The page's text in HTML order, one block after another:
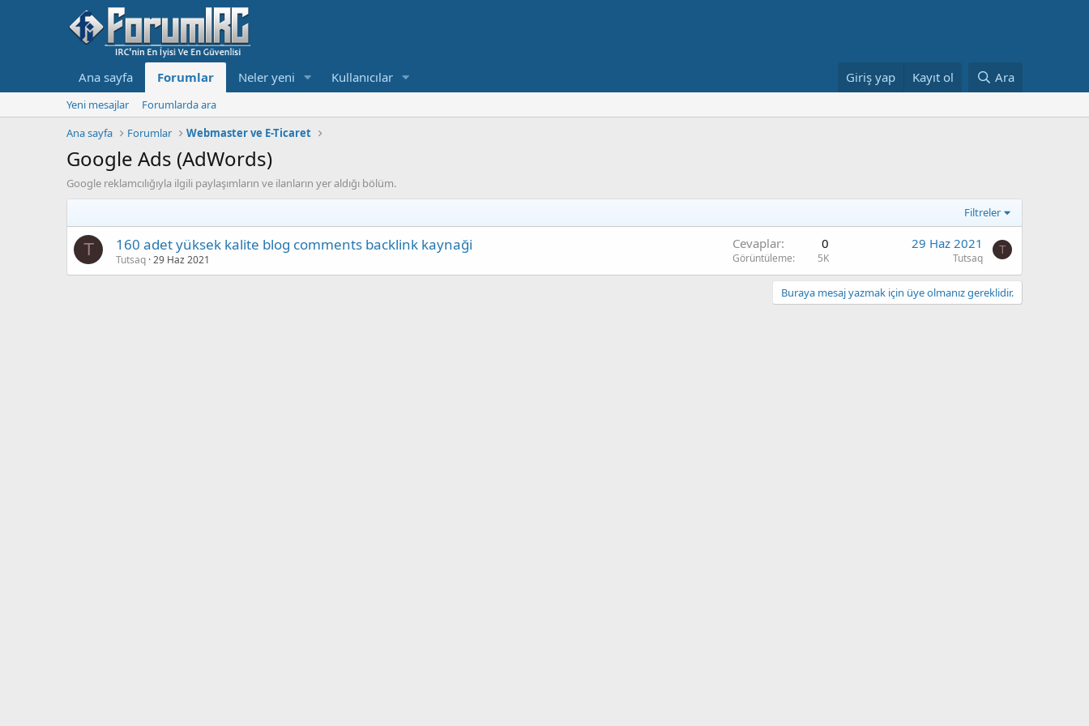
Ana sayfa Forumlar Neler yeni Kullanıcılar Giriş yap Kayıt ol Ara
Yeni mesajlar
Forumlarda ara
Ana sayfa
Forumlar Webmaster ve E-Ticaret
Google Ads (AdWords)
Google reklamcılığıyla ilgili paylaşımların ve ilanların yer aldığı bölüm.
Filtreler
T 160 adet yüksek kalite blog comments backlink kaynaği
Tutsaq 29 Haz 2021
Cevaplar 0
Görüntüleme 5K
29 Haz 2021
Tutsaq
T
Buraya mesaj yazmak için üye olmanız gereklidir.